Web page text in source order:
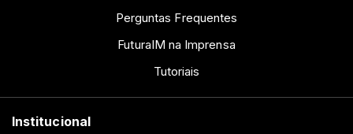
Perguntas Frequentes
FuturaIM na Imprensa
Tutoriais
Institucional